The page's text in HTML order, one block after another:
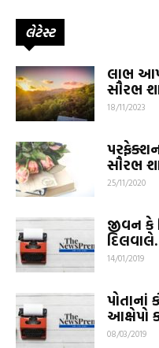
લેટેસ્ટ
લાભ
સૌરભ
18/11/2023
સૌરભ
25/11/2020
જીવન કે
14/01/2019
પોતાનાં
આક્ષેપો
08/03/2019